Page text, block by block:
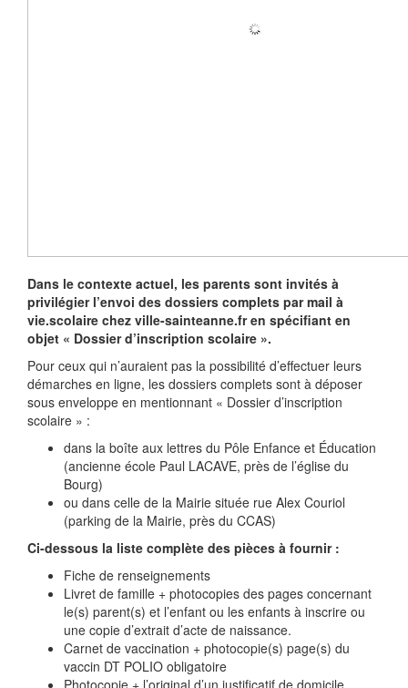
Dans le contexte actuel, les parents sont invités à
privilégier l’envoi des dossiers complets par mail à
vie.scolaire chez ville-sainteanne.fr en spécifiant en
objet « Dossier d’inscription scolaire ».
Pour ceux qui n’auraient pas la possibilité d’effectuer leurs
démarches en ligne, les dossiers complets sont à déposer
sous enveloppe en mentionnant « Dossier d’inscription
scolaire » :
dans la boîte aux lettres du Pôle Enfance et Éducation
(ancienne école Paul LACAVE, près de l’église du
Bourg)
ou dans celle de la Mairie située rue Alex Couriol
(parking de la Mairie, près du CCAS)
Ci-dessous la liste complète des pièces à fournir :
Fiche de renseignements
Livret de famille + photocopies des pages concernant
le(s) parent(s) et l’enfant ou les enfants à inscrire ou
une copie d’extrait d’acte de naissance.
Carnet de vaccination + photocopie(s) page(s) du
vaccin DT POLIO obligatoire